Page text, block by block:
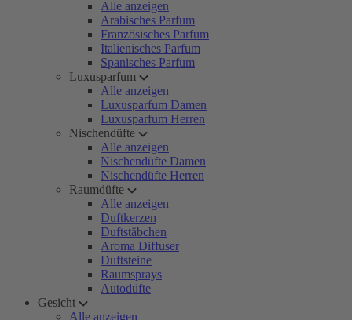
Alle anzeigen
Arabisches Parfum
Französisches Parfum
Italienisches Parfum
Spanisches Parfum
Luxusparfum
Alle anzeigen
Luxusparfum Damen
Luxusparfum Herren
Nischendüfte
Alle anzeigen
Nischendüfte Damen
Nischendüfte Herren
Raumdüfte
Alle anzeigen
Duftkerzen
Duftstäbchen
Aroma Diffuser
Duftsteine
Raumsprays
Autodüfte
Gesicht
Alle anzeigen